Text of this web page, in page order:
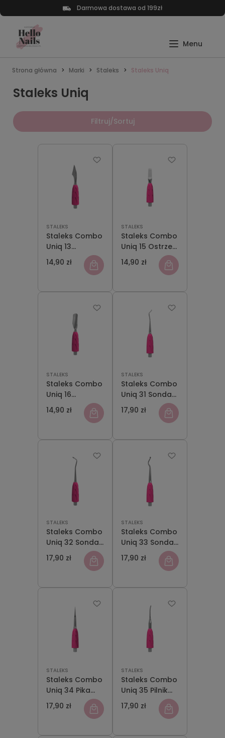
Darmowa dostawa od 199zł
Strona główna Marki Staleks Staleks Uniq
Staleks Uniq
Filtruj/Sortuj
STALEKS
Staleks Combo
Uniq 13
Toporek Część
Robocza
14,90 zł
STALEKS
Staleks Combo
Uniq 15 Ostrze
Proste Część
Robocza
14,90 zł
STALEKS
Staleks Combo
Uniq 16
Popychacz
Wąski
Zaokrąglony
Część Robocza
14,90 zł
STALEKS
Staleks Combo
Uniq 31 Sonda
Pochylona w
Lewo Część
Kopytka
17,90 zł
STALEKS
Staleks Combo
Uniq 32 Sonda
Pochylona w
Prawo Część
Kopytka
17,90 zł
STALEKS
Staleks Combo
Uniq 33 Sonda
Półkula Część
Robocza
17,90 zł
STALEKS
Staleks Combo
Uniq 34 Pika
Część Robocza
Kopytka
17,90 zł
STALEKS
Staleks Combo
Uniq 35 Pilnik
Cienki z Zagiętą
Końcówką
Część Robocza
Kopytka
17,90 zł